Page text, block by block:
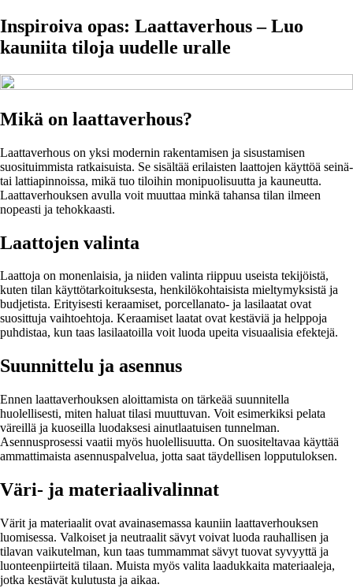
Inspiroiva opas: Laattaverhous – Luo
kauniita tiloja uudelle uralle
Mikä on laattaverhous?
Laattaverhous on yksi modernin rakentamisen ja sisustamisen
suosituimmista ratkaisuista. Se sisältää erilaisten laattojen käyttöä seinä-
tai lattiapinnoissa, mikä tuo tiloihin monipuolisuutta ja kauneutta.
Laattaverhouksen avulla voit muuttaa minkä tahansa tilan ilmeen
nopeasti ja tehokkaasti.
Laattojen valinta
Laattoja on monenlaisia, ja niiden valinta riippuu useista tekijöistä,
kuten tilan käyttötarkoituksesta, henkilökohtaisista mieltymyksistä ja
budjetista. Erityisesti keraamiset, porcellanato- ja lasilaatat ovat
suosittuja vaihtoehtoja. Keraamiset laatat ovat kestäviä ja helppoja
puhdistaa, kun taas lasilaatoilla voit luoda upeita visuaalisia efektejä.
Suunnittelu ja asennus
Ennen laattaverhouksen aloittamista on tärkeää suunnitella
huolellisesti, miten haluat tilasi muuttuvan. Voit esimerkiksi pelata
väreillä ja kuoseilla luodaksesi ainutlaatuisen tunnelman.
Asennusprosessi vaatii myös huolellisuutta. On suositeltavaa käyttää
ammattimaista asennuspalvelua, jotta saat täydellisen lopputuloksen.
Väri- ja materiaalivalinnat
Värit ja materiaalit ovat avainasemassa kauniin laattaverhouksen
luomisessa. Valkoiset ja neutraalit sävyt voivat luoda rauhallisen ja
tilavan vaikutelman, kun taas tummammat sävyt tuovat syvyyttä ja
luonteenpiirteitä tilaan. Muista myös valita laadukkaita materiaaleja,
jotka kestävät kulutusta ja aikaa.